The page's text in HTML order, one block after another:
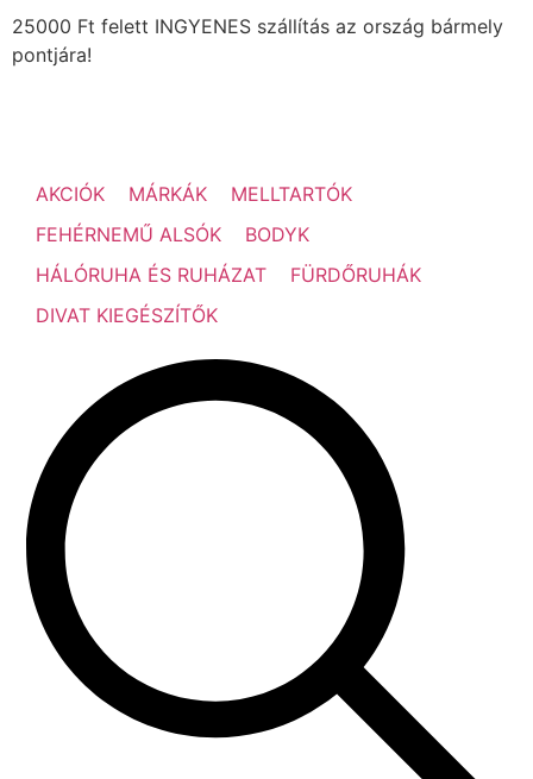
25000 Ft felett INGYENES szállítás az ország bármely
pontjára!
AKCIÓK MÁRKÁK
MELLTARTÓK
FEHÉRNEMŰ ALSÓK
BODYK
HÁLÓRUHA ÉS RUHÁZAT
FÜRDŐRUHÁK
DIVAT KIEGÉSZÍTŐK